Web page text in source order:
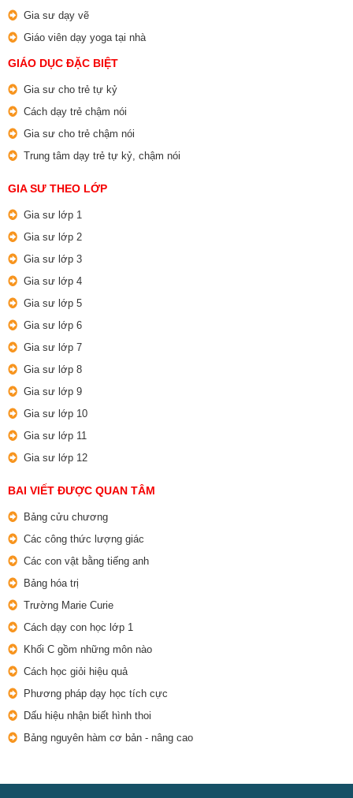
Gia sư dạy vẽ
Giáo viên dạy yoga tại nhà
GIÁO DỤC ĐẶC BIỆT
Gia sư cho trẻ tự kỷ
Cách dạy trẻ chậm nói
Gia sư cho trẻ chậm nói
Trung tâm dạy trẻ tự kỷ, chậm nói
GIA SƯ THEO LỚP
Gia sư lớp 1
Gia sư lớp 2
Gia sư lớp 3
Gia sư lớp 4
Gia sư lớp 5
Gia sư lớp 6
Gia sư lớp 7
Gia sư lớp 8
Gia sư lớp 9
Gia sư lớp 10
Gia sư lớp 11
Gia sư lớp 12
BAI VIẾT ĐƯỢC QUAN TÂM
Bảng cửu chương
Các công thức lượng giác
Các con vật bằng tiếng anh
Bảng hóa trị
Trường Marie Curie
Cách dạy con học lớp 1
Khối C gồm những môn nào
Cách học giỏi hiệu quả
Phương pháp dạy học tích cực
Dấu hiệu nhận biết hình thoi
Bảng nguyên hàm cơ bản - nâng cao